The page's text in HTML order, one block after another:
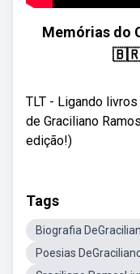
Memórias do
🇧🇷
TLT - Ligando
de Graciliano
edição!)
Tags
Biografia
Poesias